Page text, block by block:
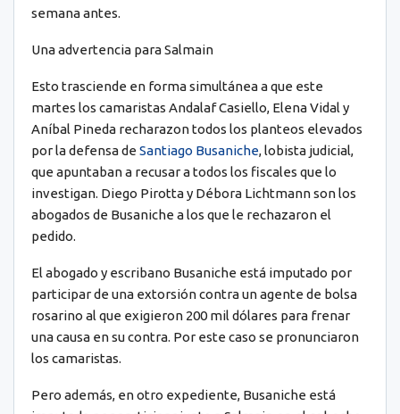
semana antes.
Una advertencia para Salmain
Esto trasciende en forma simultánea a que este
martes los camaristas Andalaf Casiello, Elena Vidal y
Aníbal Pineda recharazon todos los planteos elevados
por la defensa de Santiago Busaniche, lobista judicial,
que apuntaban a recusar a todos los fiscales que lo
investigan. Diego Pirotta y Débora Lichtmann son los
abogados de Busaniche a los que le rechazaron el
pedido.
El abogado y escribano Busaniche está imputado por
participar de una extorsión contra un agente de bolsa
rosarino al que exigieron 200 mil dólares para frenar
una causa en su contra. Por este caso se pronunciaron
los camaristas.
Pero además, en otro expediente, Busaniche está